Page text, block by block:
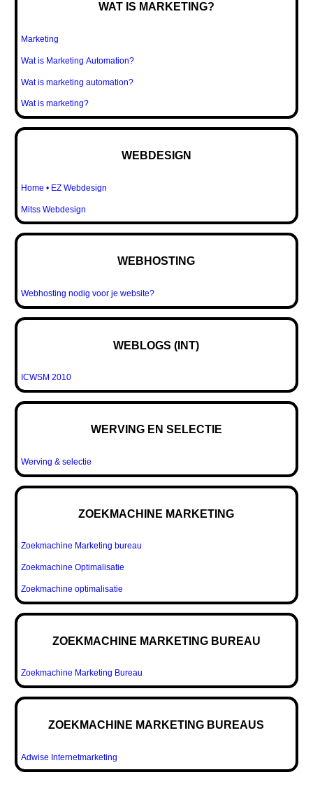
WAT IS MARKETING?
Marketing
Wat is Marketing Automation?
Wat is marketing automation?
Wat is marketing?
WEBDESIGN
Home • EZ Webdesign
Mitss Webdesign
WEBHOSTING
Webhosting nodig voor je website?
WEBLOGS (INT)
ICWSM 2010
WERVING EN SELECTIE
Werving & selectie
ZOEKMACHINE MARKETING
Zoekmachine Marketing bureau
Zoekmachine Optimalisatie
Zoekmachine optimalisatie
ZOEKMACHINE MARKETING BUREAU
Zoekmachine Marketing Bureau
ZOEKMACHINE MARKETING BUREAUS
Adwise Internetmarketing